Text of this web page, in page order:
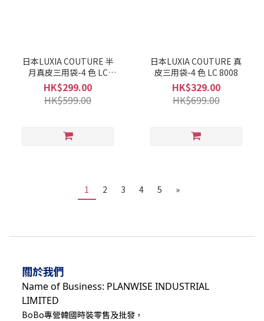
日本LUXIA COUTURE 半
月真皮三用袋-4 色 LC
8009
HK$299.00
HK$599.00
日本LUXIA COUTURE 真
皮三用袋-4 色 LC 8008
HK$329.00
HK$699.00
1 2 3 4 5 »
關於我們
Name of Business: PLANWISE INDUSTRIAL
LIMITED
BoBo專營韓國時裝零售及批發，